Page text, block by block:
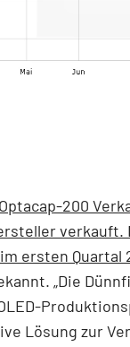
200
verkauft.
ersten Quartal
„Die
Lösung zur